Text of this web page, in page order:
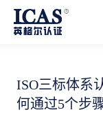
ISO三标体系
何通过5个步